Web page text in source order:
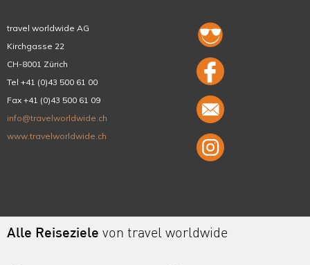
travel worldwide AG
Kirchgasse 22
CH-8001 Zürich
Tel +41 (0)43 500 61 00
Fax +41 (0)43 500 61 09
info@travelworldwide.ch
www.travelworldwide.ch
Alle Reiseziele von travel worldwide